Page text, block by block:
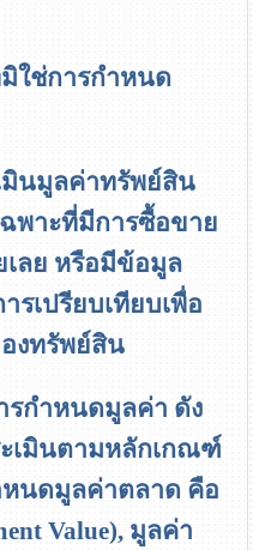
ใช่การกำหนด
มูลค่าทรัพย์สิน
พาะที่มีการซื้อขาย
ลย หรือมีข้อมูล
รเปรียบเทียบเพื่อ
งทรัพย์สิน
ำหนดมูลค่า ดัง
เมินตามหลักเกณฑ์
หนดมูลค่าตลาด คือ
Value), มูลค่า